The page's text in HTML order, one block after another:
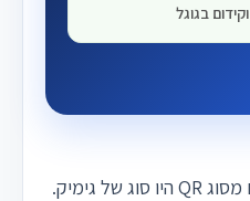
וקידום בגוגל
עד לפני כמה שנים, ברקודים מסוג QR היו סוג של גימיק.